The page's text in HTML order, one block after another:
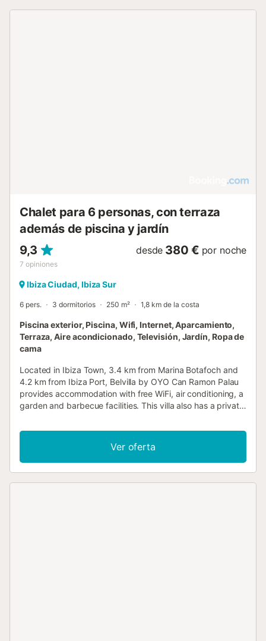
Chalet para 6 personas, con terraza
además de piscina y jardín
9,3
7 opiniones
desde 380 € por noche
Ibiza Ciudad, Ibiza Sur
6 pers. 3 dormitorios 250 m² 1,8 km de la costa
Piscina exterior, Piscina, Wifi, Internet, Aparcamiento,
Terraza, Aire acondicionado, Televisión, Jardín, Ropa de
cama
Located in Ibiza Town, 3.4 km from Marina Botafoch and
4.2 km from Ibiza Port, Belvilla by OYO Can Ramon Palau
provides accommodation with free WiFi, air conditioning, a
garden and barbecue facilities. This villa also has a private
Ver oferta